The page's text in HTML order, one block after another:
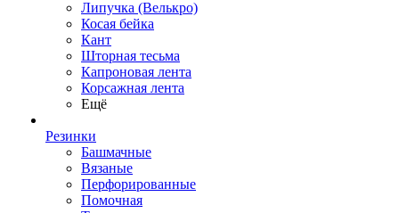
Липучка (Велькро)
Косая бейка
Кант
Шторная тесьма
Капроновая лента
Корсажная лента
Ещё
Резинки
Башмачные
Вязаные
Перфорированные
Помочная